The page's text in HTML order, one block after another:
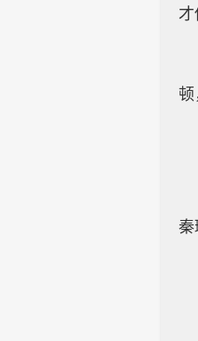
顿
秦